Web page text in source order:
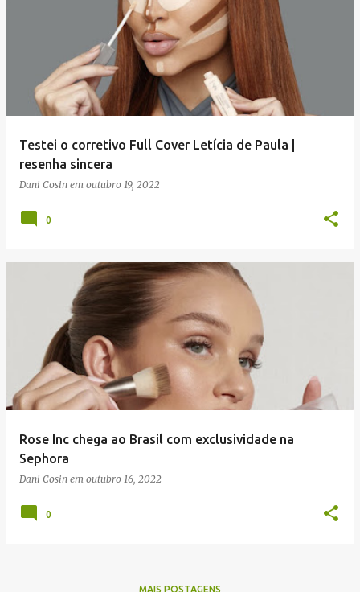
Testei o corretivo Full Cover Letícia de Paula |
resenha sincera
Dani Cosin em outubro 19, 2022
0
Rose Inc chega ao Brasil com exclusividade na
Sephora
Dani Cosin em outubro 16, 2022
0
MAIS POSTAGENS